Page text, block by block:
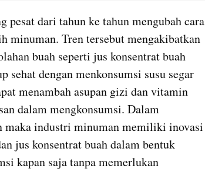
pesat dari tahun ke tahun mengubah cara
minuman. Tren tersebut mengakibatkan
buah seperti jus konsentrat buah
dengan menkonsumsi susu segar
menambah asupan gizi dan vitamin
dalam mengkonsumsi. Dalam
maka industri minuman memiliki inovasi
jus konsentrat buah dalam bentuk
kapan saja tanpa memerlukan